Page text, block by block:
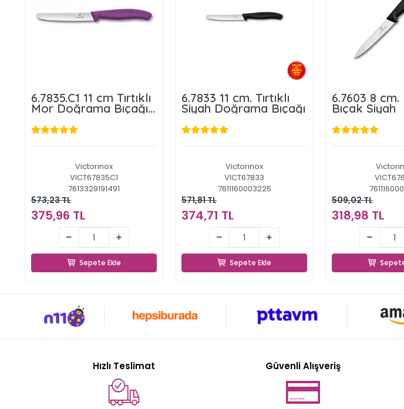
6.7835.C1 11 cm Tırtıklı
Mor Doğrama Bıçağı
Swiss Classic
Victorinox
VICT67835C1
7613329191491
573,23 TL
375,96 TL
375,96 TL
Sepete Ekle
Sepete Ekle
6.7833 11 cm. Tırtıklı
Siyah Doğrama Bıçağı
Victorinox
VICT67833
7611160003225
571,81 TL
374,71 TL
374,71 TL
Sepete Ekle
Sepete Ekle
6.7603 8 cm.
Bıçak Siyah
509,02 TL
318,98 TL
318,98
Hızlı Teslimat Güvenli Alışveriş